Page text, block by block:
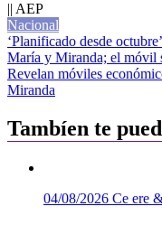
|| AEP
Nacional
Navegación
de
entradas
‘Planificado desde
María y Miranda; el móvil
Revelan móviles
Miranda
Tambíen te
04/08/2026 Ce ere